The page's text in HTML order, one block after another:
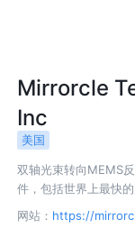
Mirrorcle
Inc
美国
双轴光束转向MEMS
件，包括世界上最快
网站： https://